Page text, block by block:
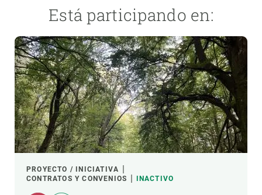
Está participando en:
PROYECTO / INICIATIVA
CONTRATOS Y CONVENIOS
INACTIVO